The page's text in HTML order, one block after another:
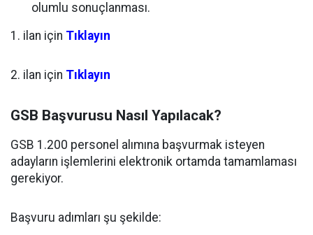
olumlu sonuçlanması.
1. ilan için Tıklayın
2. ilan için Tıklayın
GSB Başvurusu Nasıl Yapılacak?
GSB 1.200 personel alımına başvurmak isteyen
adayların işlemlerini elektronik ortamda tamamlaması
gerekiyor.
Başvuru adımları şu şekilde: